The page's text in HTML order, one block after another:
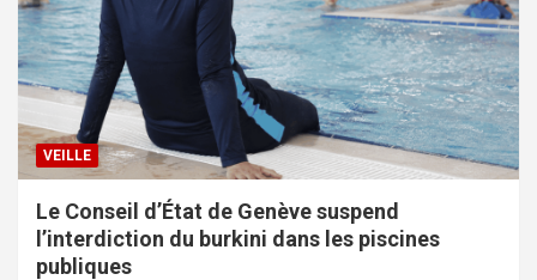
VEILLE
Le Conseil d’État de Genève suspend
l’interdiction du burkini dans les piscines
publiques